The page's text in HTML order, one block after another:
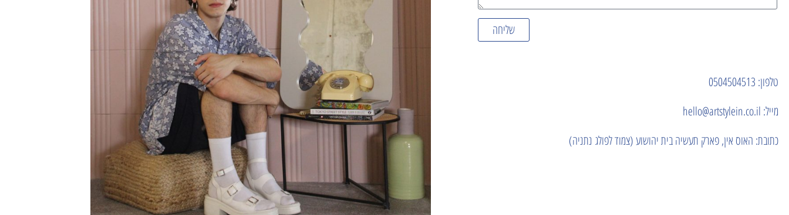
שליחה
טלפון: 0504504513
מייל: hello@artstylein.co.il
כתובת: האוס אין, פארק תעשיה בית יהושוע (צמוד לפולג נתניה)